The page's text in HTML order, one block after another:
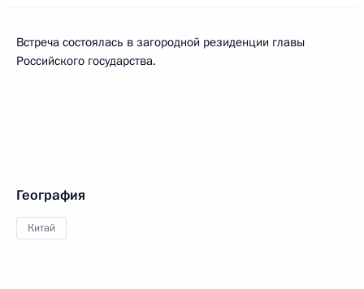
Встреча состоялась в загородной резиденции главы
Российского государства.
География
Китай